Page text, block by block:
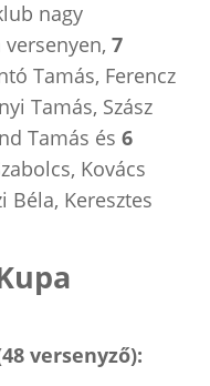
nagy
7
Tamás, Ferencz
Tamás, Szász
Tamás és 6
Kovács
Béla, Keresztes
versenyző):